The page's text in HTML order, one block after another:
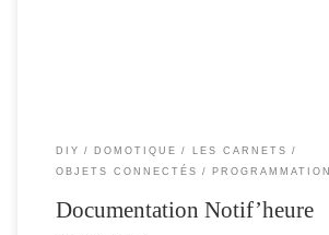
DIY DOMOTIQUE
LES CARNETS
OBJETS CONNECTÉS
PROGRAMMATION
Documentation Notif’heure